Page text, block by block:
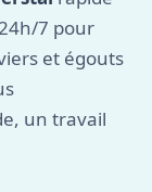
7 pour
et égouts
un travail